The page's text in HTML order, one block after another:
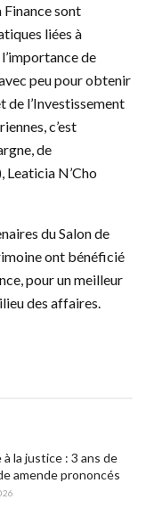
Finance sont
liées à
de
peu pour obtenir
de l’Investissement
c’est
de
Leaticia N’Cho
du Salon de
ont bénéficié
pour un meilleur
des affaires.
la justice : 3 ans de
amende prononcés